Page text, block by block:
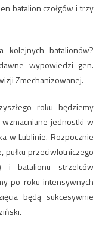
batalion czołgów i trzy
kolejnych batalionów?
wypowiedzi gen.
Zmechanizowanej.
roku będziemy
jednostki w
w Lublinie. Rozpocznie
pułku przeciwlotniczego
batalionu strzelców
po roku intensywnych
będą sukcesywnie